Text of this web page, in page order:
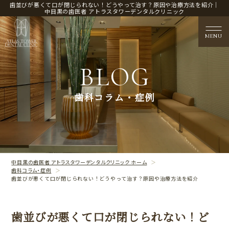
歯並びが悪くて口が閉じられない！どうやって治す？原因や治療方法を紹介｜
中目黒の歯医者 アトラスタワーデンタルクリニック
MENU
医院概要
CLINIC CONTENTS
治療案内
TREATMENT CONTENTS
BLOG
歯科コラム・症例
中目黒の歯医者 アトラスタワーデンタルクリニック ホーム
歯科コラム・症例
歯並びが悪くて口が閉じられない！どうやって治す？原因や治療方法を紹介
歯並びが悪くて口が閉じられない！ど